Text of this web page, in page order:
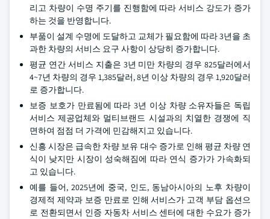
리고 차량이 수명 주기를 진행함에 따라 서비스 강도가 증가
하는 것을 반영합니다.
부품이 설계 수명에 도달하고 교체가 필요함에 따라 3년을 초
과한 차량의 서비스 요구 사항이 상당히 증가합니다.
평균 연간 서비스 지출은 3년 미만 차량의 경우 825달러에서
4~7년 차량의 경우 1,385달러, 8년 이상 차량의 경우 1,920달러
로 증가합니다.
보증 보호가 만료됨에 따라 3년 이상 차량 소유자들은 독립
서비스 제공업체와 멀티브랜드 시설과의 치열한 경쟁에 직
면하여 점점 더 가격에 민감해지고 있습니다.
신흥 시장은 급속한 차량 보유 대수 증가로 인해 평균 차량 연
식이 낮지만 시장이 성숙해짐에 따라 연식 증가가 가속화되
고 있습니다.
예를 들어, 2025년에 중국, 인도, 동남아시아의 노후 차량이
경제적 제약과 보증 만료로 인해 서비스가 고객 부담 옵션으
로 전환되면서 인증 자동차 서비스 센터에 대한 수요가 증가